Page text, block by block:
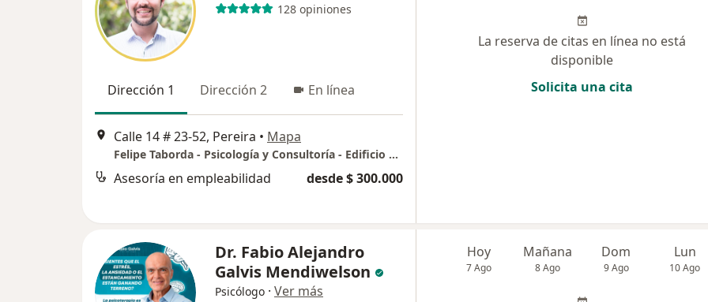
128 opiniones
Dirección 1 Dirección 2 En línea
Calle 14 # 23-52, Pereira • Mapa
Felipe Taborda - Psicología y Consultoría - Edificio Alturia Consultorio 1107
Asesoría en empleabilidad desde $ 300.000
La reserva de citas en línea no está
disponible
Solicita una cita
Dr. Fabio Alejandro
Galvis Mendiwelson
Psicólogo · Ver más
Hoy
7 Ago
Mañana
8 Ago
Dom
9 Ago
Lun
10 Ago